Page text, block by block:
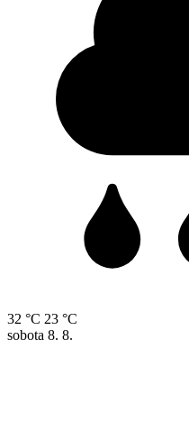
32 °C 23 °C
sobota 8. 8.